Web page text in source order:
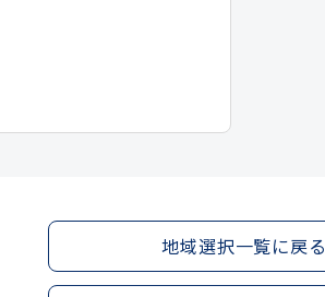
地域選択一覧に戻る